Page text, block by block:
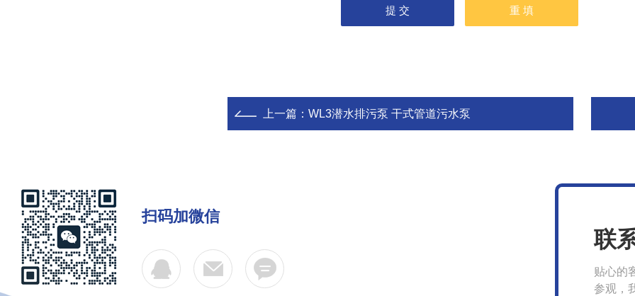
上一篇： WL3潜水排污泵 干式管道污水泵
扫码加微信
联
贴心的
参观，